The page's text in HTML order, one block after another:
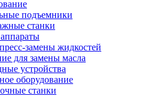
подъемники
станки
замены жидкостей
для замены масла
устройства
оборудование
станки